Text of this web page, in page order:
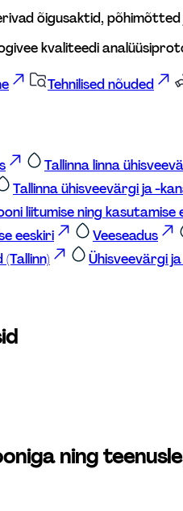
õigusaktid, põhimõtted
kvaliteedi
Tehnilised nõuded
Tallinna linna
Tallinna ühisveevärgi ja -
liitumise ning kasutamise
eeskiri
Veeseadus
Ühisveevärgi
ning